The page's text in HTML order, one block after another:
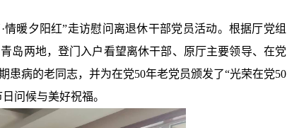
暖夕阳红”走访慰问离退休干部党员活动。根据厅党组
岛两地，登门入户看望离休干部、原厅主要领导、在党
病的老同志，并为在党50年老党员颁发了“光荣在党50
问候与美好祝福。